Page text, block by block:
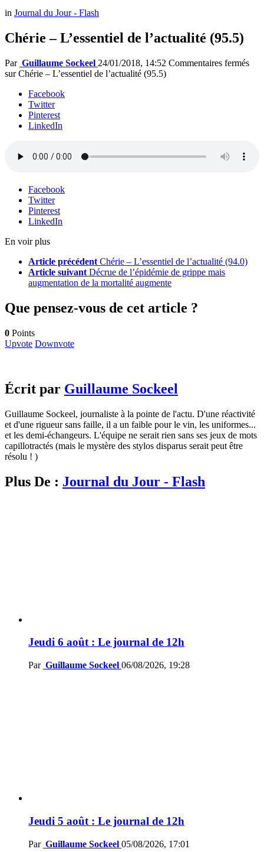
in Journal du Jour - Flash
Chérie – L’essentiel de l’actualité (95.5)
Par Guillaume Sockeel 24/01/2018, 14:52 Commentaires fermés
sur Chérie – L’essentiel de l’actualité (95.5)
Facebook
Twitter
Pinterest
LinkedIn
Facebook
Twitter
Pinterest
LinkedIn
En voir plus
Article précédent Chérie – L’essentiel de l’actualité (94.0)
Article suivant Décrue de l’épidémie de grippe mais
augmentation de la mortalité augmente
Que pensez-vous de cet article ?
0 Points
Upvote Downvote
Écrit par Guillaume Sockeel
Guillaume Sockeel, journaliste à la pointe de l'actu. D'une réactivité
et d'une rigueur sans faille, il a un faible pour le vin, les uniformes...
et les demi-échangeurs. L'équipe ne serait rien sans ses jeux de mots
capillotractés (mais le mystère des stylos disparus serait peut être
résolu ! )
Plus De : Journal du Jour - Flash
Jeudi 6 août : Le journal de 12h
Par Guillaume Sockeel 06/08/2026, 19:28
Jeudi 5 août : Le journal de 12h
Par Guillaume Sockeel 05/08/2026, 17:01